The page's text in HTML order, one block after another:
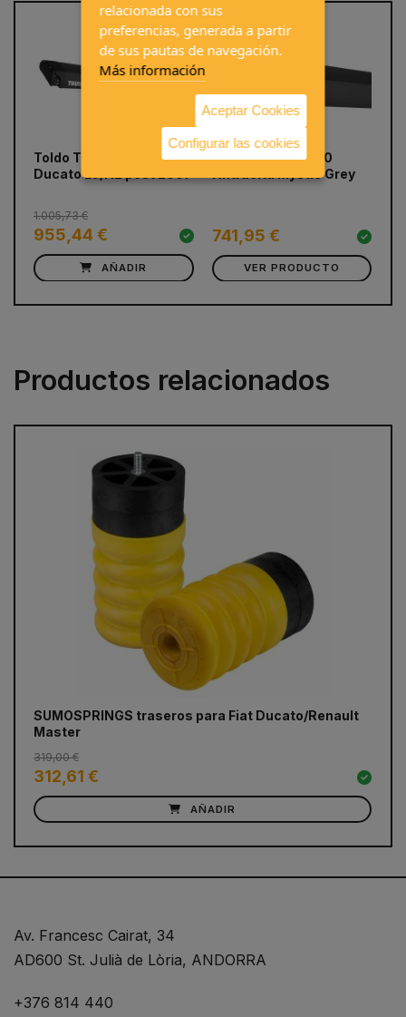
Toldo Thule 6300 Fiat
Ducato L3/H2 post 2007
955,44 €
1.005,73 €
AÑADIR
Toldo THULE 6300
Antracita Mystic Grey
741,95 €
VER PRODUCTO
prev
Productos relacionados
SUMOSPRINGS traseros para Fiat Ducato/Renault
Master
312,61 €
319,00 €
AÑADIR
Av. Francesc Cairat, 34
AD600 St. Julià de Lòria, ANDORRA
+376 814 440
relacionada con sus
preferencias, generada a partir
de sus pautas de navegación.
Más información
Aceptar Cookies
Configurar las cookies